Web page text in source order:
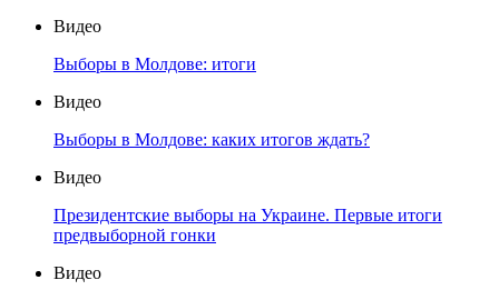
Видео
Выборы в Молдове: итоги
Видео
Выборы в Молдове: каких итогов ждать?
Видео
Президентские выборы на Украине. Первые итоги
предвыборной гонки
Видео